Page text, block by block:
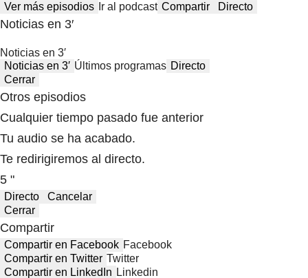
Ver más episodios Ir al podcast Compartir Directo
Noticias en 3′
Noticias en 3′
Noticias en 3′ Últimos programas Directo
Cerrar
Otros episodios
Cualquier tiempo pasado fue anterior
Tu audio se ha acabado.
Te redirigiremos al directo.
5 "
Directo
Cancelar
Cerrar
Compartir
Compartir en Facebook Facebook
Compartir en Twitter Twitter
Compartir en LinkedIn Linkedin